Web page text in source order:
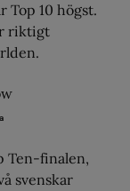
Top 10 högst.
riktigt
Ten-finalen,
svenskar